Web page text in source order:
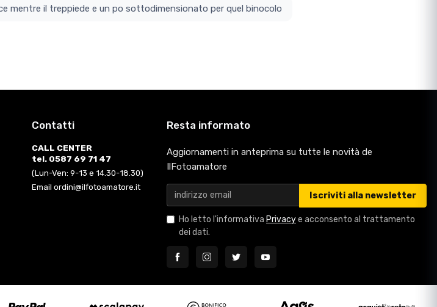
luce mentre il treppiede e un po sottodimensionato per quel binocolo
Contatti
CALL CENTER
tel. 0587 69 71 47
(Lun-Ven: 9-13 e 14.30-18.30)
Email ordini@ilfotoamatore.it
Resta informato
Aggiornamenti in anteprima su tutte le novità de
IlFotoamatore
Iscriviti alla newsletter
Ho letto l'informativa Privacye acconsento al trattamento
dei dati.